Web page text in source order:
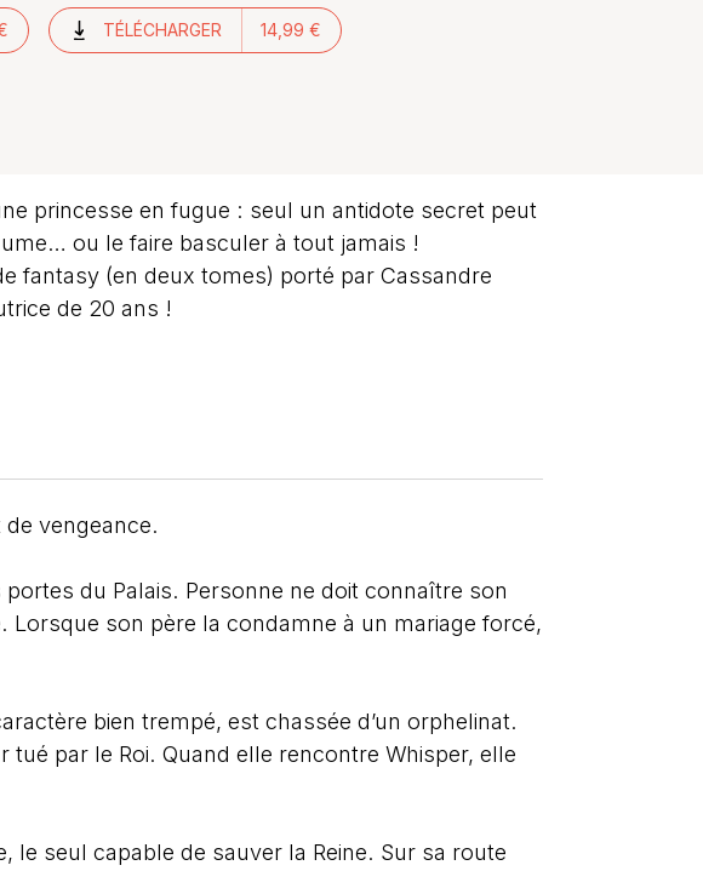
TÉLÉCHARGER 14,99 €
princesse en fugue : seul un antidote secret peut
ou le faire basculer à tout jamais !
fantasy (en deux tomes) porté par Cassandre
de 20 ans !
vengeance.
du Palais. Personne ne doit connaître son
Lorsque son père la condamne à un mariage forcé,
bien trempé, est chassée d’un orphelinat.
par le Roi. Quand elle rencontre Whisper, elle
seul capable de sauver la Reine. Sur sa route